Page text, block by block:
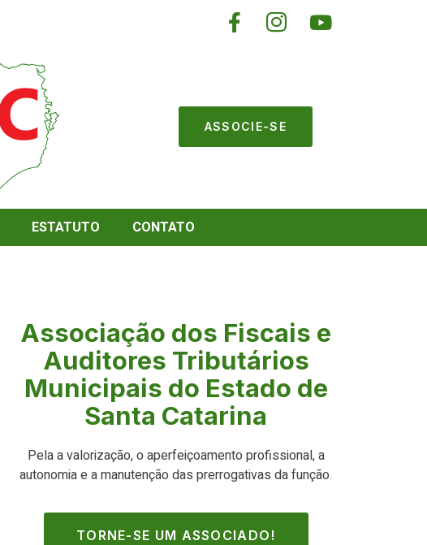
ASSOCIE-SE
ESTATUTO CONTATO
Associação dos Fiscais e
Auditores Tributários
Municipais do Estado de
Santa Catarina
Pela a valorização, o aperfeiçoamento profissional, a
autonomia e a manutenção das prerrogativas da função.
TORNE-SE UM ASSOCIADO!